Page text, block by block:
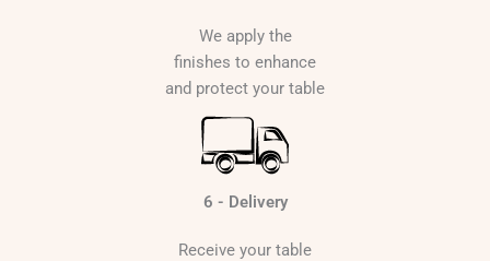
We apply the
finishes to enhance
and protect your table
6 - Delivery
Receive your table